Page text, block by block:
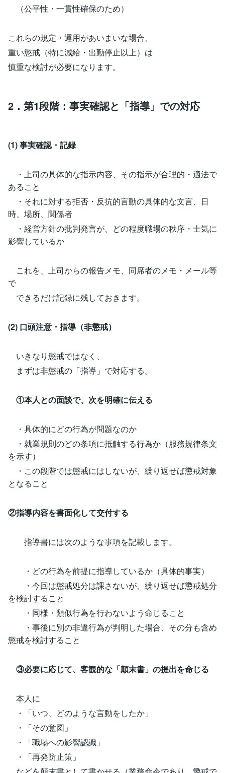
（公平性・一貫性確保のため）
これらの規定・運用があいまいな場合、
重い懲戒（特に減給・出勤停止以上）は
慎重な検討が必要になります。
2．第1段階：事実確認と「指導」での対応
(1) 事実確認・記録
・上司の具体的な指示内容、その指示が合理的・適法で
あること
・それに対する拒否・反抗的言動の具体的な文言、日
時、場所、関係者
・経営方針の批判発言が、どの程度職場の秩序・士気に
影響しているか
これを、上司からの報告メモ、同席者のメモ・メール等
で
できるだけ記録に残しておきます。
(2) 口頭注意・指導（非懲戒）
いきなり懲戒ではなく、
まずは非懲戒の「指導」で対応する。
①本人との面談で、次を明確に伝える
・具体的にどの行為が問題なのか
・就業規則のどの条項に抵触する行為か（服務規律条文
を示す）
・この段階では懲戒にはしないが、繰り返せば懲戒対象
となること
②指導内容を書面化して交付する
指導書には次のような事項を記載します。
・どの行為を前提に指導しているか（具体的事実）
・今回は懲戒処分は課さないが、繰り返せば懲戒処分
を検討すること
・同様・類似行為を行わないよう命じること
・事後に別の非違行為が判明した場合、その分も含め
懲戒を検討すること
③必要に応じて、客観的な「顛末書」の提出を命じる
本人に
・「いつ、どのような言動をしたか」
・「その意図」
・「職場への影響認識」
・「再発防止策」